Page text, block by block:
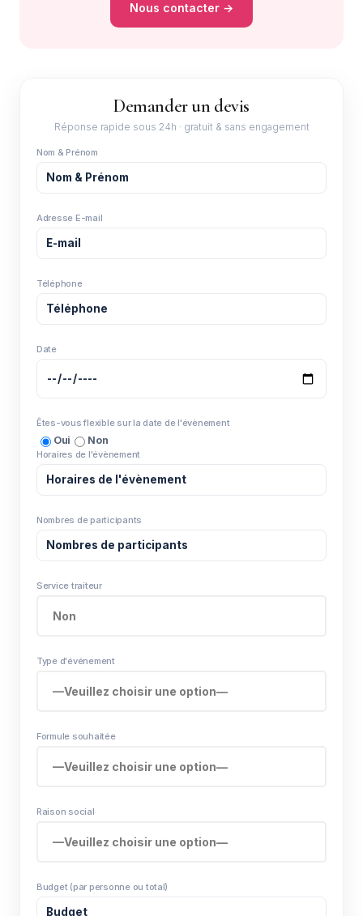
Nous contacter →
Demander un devis
Réponse rapide sous 24h · gratuit & sans engagement
Nom & Prénom
Adresse E-mail
Téléphone
Date
Êtes-vous flexible sur la date de l'évènement
Oui Non
Horaires de l'évènement
Nombres de participants
Service traiteur
Type d'événement
Formule souhaitée
Raison social
Budget (par personne ou total)